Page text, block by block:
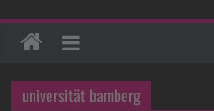
universität bamberg